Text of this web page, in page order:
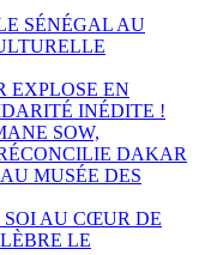
SÉNÉGAL AU
EXPLOSE EN
INÉDITE !
SOW,
DAKAR
MUSÉE DES
SOI AU CŒUR DE
LE